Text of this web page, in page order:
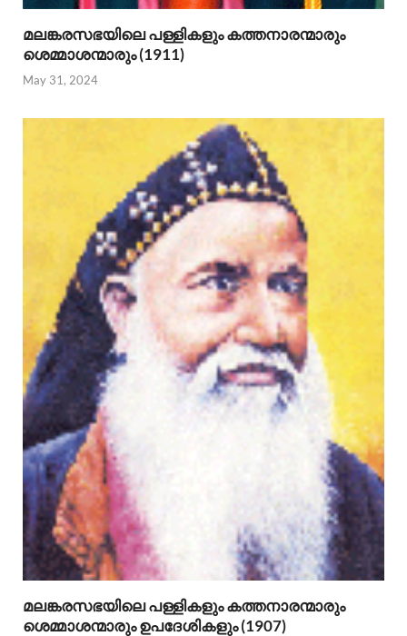
മലങ്കരസഭയിലെ പള്ളികളും കത്തനാരന്മാരും
ശെമ്മാശന്മാരും (1911)
May 31, 2024
മലങ്കരസഭയിലെ പള്ളികളും കത്തനാരന്മാരും
ശെമ്മാശന്മാരും ഉപദേശികളും (1907)